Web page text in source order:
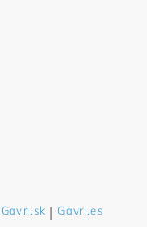
Gavri.sk | Gavri.es